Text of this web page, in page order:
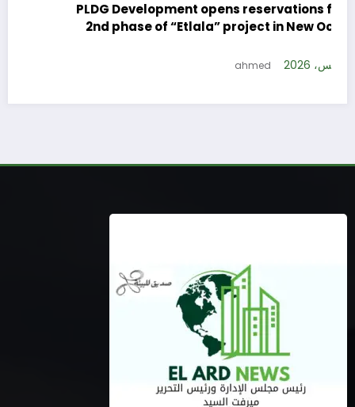
9
PLDG Development opens reservations for the
2nd phase of “Etlala” project in New October
9 أغسطس، 2026